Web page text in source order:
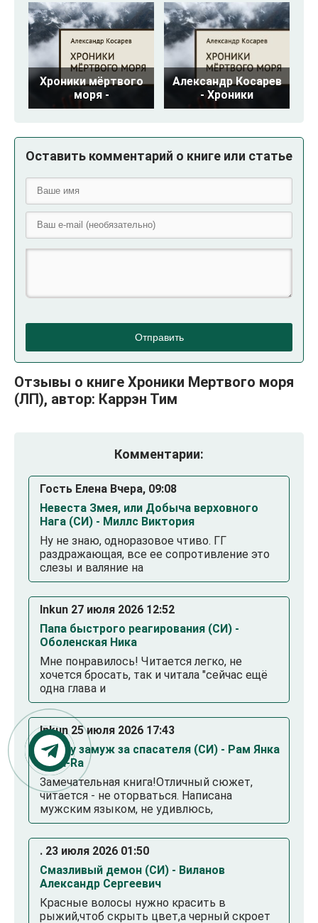
Хроники мёртвого
моря -
Александр Косарев
- Хроники
Оставить комментарий о книге или статье
Отправить
Отзывы о книге Хроники Мертвого моря
(ЛП), автор: Каррэн Тим
Комментарии:
Гость Елена Вчера, 09:08
Невеста Змея, или Добыча верховного
Нага (СИ) - Миллс Виктория
Ну не знаю, одноразовое чтиво. ГГ
раздражающая, все ее сопротивление это
слезы и валяние на
Inkun 27 июля 2026 12:52
Папа быстрого реагирования (СИ) -
Оболенская Ника
Мне понравилось! Читается легко, не
хочется бросать, так и читала "сейчас ещё
одна глава и
Inkun 25 июля 2026 17:43
Выйду замуж за спасателя (СИ) - Рам Янка
Янка-Ra
Замечательная книга!Отличный сюжет,
читается - не оторваться. Написана
мужским языком, не удивлюсь,
. 23 июля 2026 01:50
Смазливый демон (СИ) - Виланов
Александр Сергеевич
Красные волосы нужно красить в
рыжий,чтоб скрыть цвет,а черный скроет